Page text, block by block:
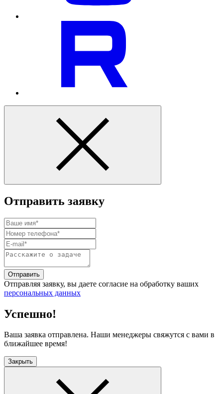
Отправить заявку
Отправить
Отправляя заявку, вы даете согласие на обработку ваших
персональных данных
Успешно!
Ваша заявка отправлена. Наши менеджеры свяжутся с вами в
ближайшее время!
Закрыть